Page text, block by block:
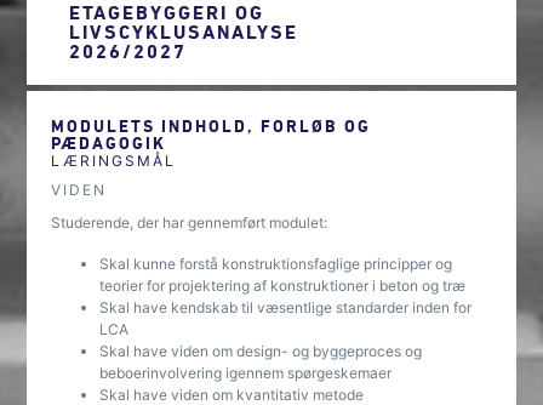
ETAGEBYGGERI OG
LIVSCYKLUSANALYSE
2026/2027
MODULETS INDHOLD, FORLØB OG
PÆDAGOGIK
LÆRINGSMÅL
VIDEN
Studerende, der har gennemført modulet:
Skal kunne forstå konstruktionsfaglige principper og
teorier for projektering af konstruktioner i beton og træ
Skal have kendskab til væsentlige standarder inden for
LCA
Skal have viden om design- og byggeproces og
beboerinvolvering igennem spørgeskemaer
Skal have viden om kvantitativ metode